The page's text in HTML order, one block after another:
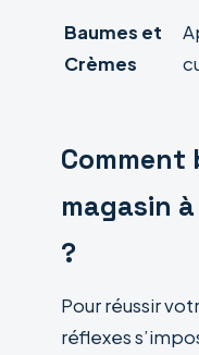
Baumes et
Crèmes
Comment
magasin
?
Pour réussir
réflexes